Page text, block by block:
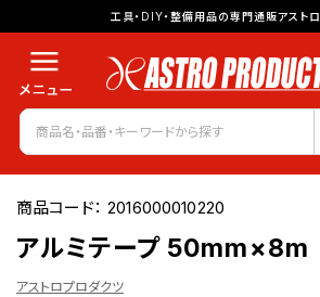
工具・DIY・整備用品の専門通販アスト
商品コード：2016000010220
アルミテープ 50mm×8m
アストロプロダクツ